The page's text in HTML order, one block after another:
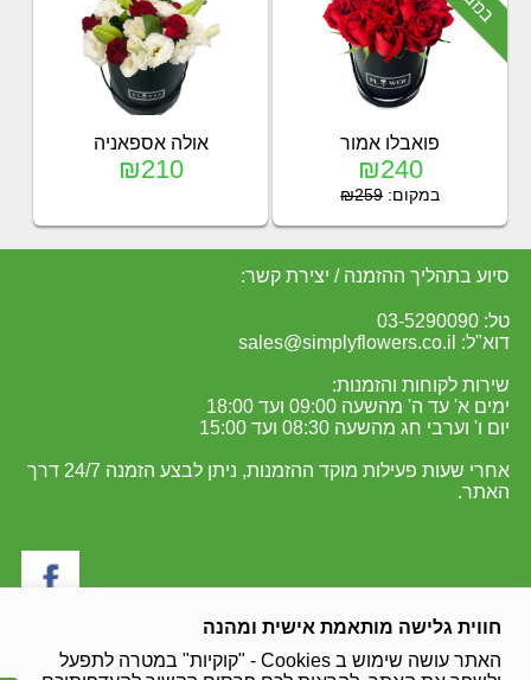
חווית גלישה מותאמת אישית ומהנה
האתר עושה שימוש ב Cookies - "קוקיות" במטרה לתפעל
פואבלו אמור
₪240
במקום:₪259
אולה אספאניה
₪210
סיוע בתהליך ההזמנה / יצירת קשר:
טל: 03-5290090
דוא"ל: sales@simplyflowers.co.il
שירות לקוחות והזמנות:
ימים א' עד ה' מהשעה 09:00 ועד 18:00
יום ו' וערבי חג מהשעה 08:30 ועד 15:00
אחרי שעות פעילות מוקד ההזמנות, ניתן לבצע הזמנה 24/7 דרך
האתר.